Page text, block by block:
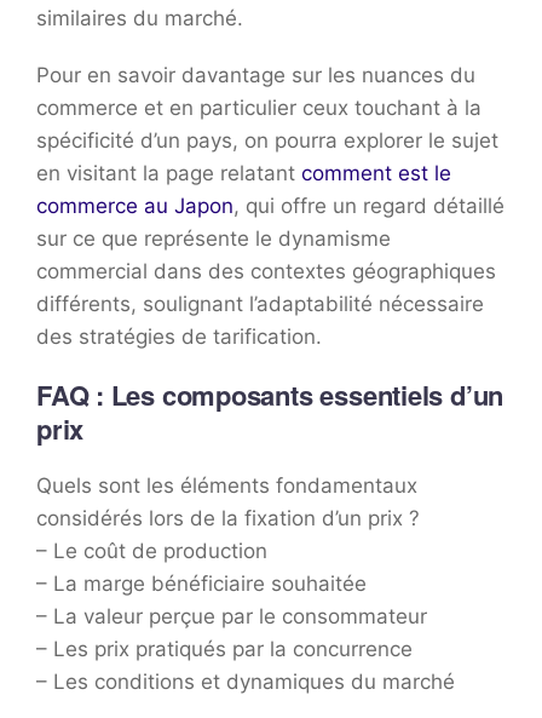
similaires du marché.
Pour en savoir davantage sur les nuances du
commerce et en particulier ceux touchant à la
spécificité d’un pays, on pourra explorer le sujet
en visitant la page relatant comment est le
commerce au Japon, qui offre un regard détaillé
sur ce que représente le dynamisme
commercial dans des contextes géographiques
différents, soulignant l’adaptabilité nécessaire
des stratégies de tarification.
FAQ : Les composants essentiels d’un
prix
Quels sont les éléments fondamentaux
considérés lors de la fixation d’un prix ?
– Le coût de production
– La marge bénéficiaire souhaitée
– La valeur perçue par le consommateur
– Les prix pratiqués par la concurrence
– Les conditions et dynamiques du marché